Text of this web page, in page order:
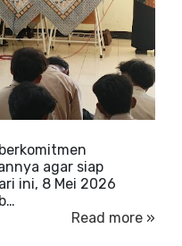
agar siap
ini, 8 Mei 2026
Read more »